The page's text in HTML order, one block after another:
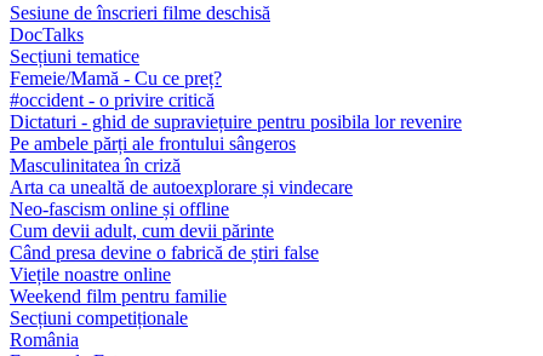
Sesiune de înscrieri filme deschisă
DocTalks
Secțiuni tematice
Femeie/Mamă - Cu ce preț?
#occident - o privire critică
Dictaturi - ghid de supraviețuire pentru posibila lor revenire
Pe ambele părți ale frontului sângeros
Masculinitatea în criză
Arta ca unealtă de autoexplorare și vindecare
Neo-fascism online și offline
Cum devii adult, cum devii părinte
Când presa devine o fabrică de știri false
Viețile noastre online
Weekend film pentru familie
Secțiuni competiționale
România